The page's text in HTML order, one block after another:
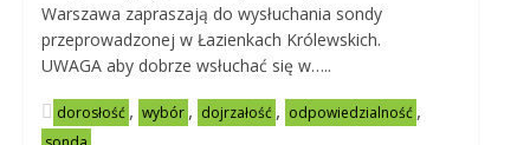
Warszawa zapraszają do wysłuchania sondy
przeprowadzonej w Łazienkach Królewskich.
UWAGA aby dobrze wsłuchać się w…..
dorosłość , wybór , dojrzałość , odpowiedzialność ,